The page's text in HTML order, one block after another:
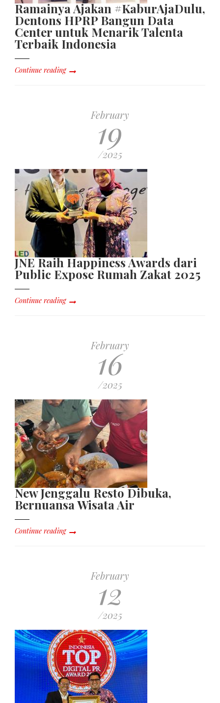
Ramainya Ajakan #KaburAjaDulu,
Dentons HPRP Bangun Data
Center untuk Menarik Talenta
Terbaik Indonesia
Continue reading
February
19
/2025
JNE Raih Happiness Awards dari
Public Expose Rumah Zakat 2025
Continue reading
February
16
/2025
New Jenggalu Resto Dibuka,
Bernuansa Wisata Air
Continue reading
February
12
/2025